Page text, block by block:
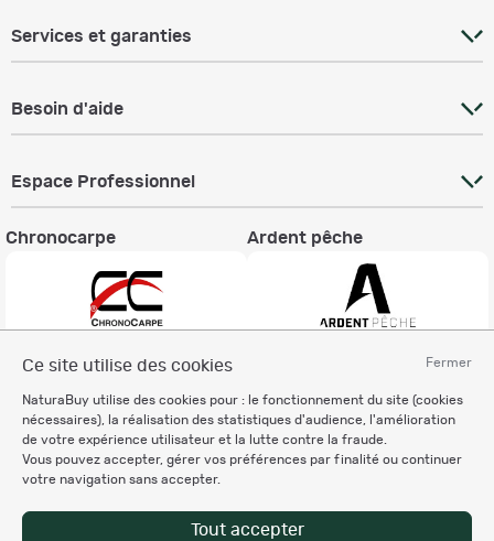
Fermer
Ce site utilise des cookies
NaturaBuy utilise des cookies pour : le fonctionnement du site (cookies
nécessaires), la réalisation des statistiques d'audience, l'amélioration
de votre expérience utilisateur et la lutte contre la fraude.
Vous pouvez accepter, gérer vos préférences par finalité ou continuer
votre navigation sans accepter.
Tout accepter
Services et garanties
Besoin d'aide
Espace Professionnel
Chronocarpe Ardent pêche
Charte éthique
Mentions légales
Règlement & Conditions d'utilisation
Politique de protection
des données personnelles
Personnalisation des cookies